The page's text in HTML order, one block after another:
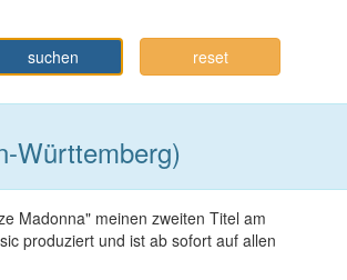
suchen reset
Württemberg)
Madonna" meinen zweiten Titel am
produziert und ist ab sofort auf allen